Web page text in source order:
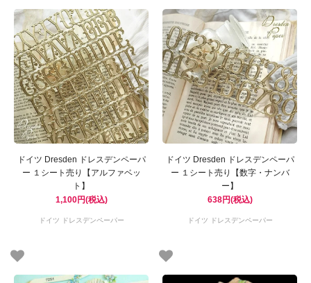
ドイツ Dresden ドレスデンペーパ
ー １シート売り【アルファベッ
ト】
1,100円(税込)
ドイツ ドレスデンペーパー
ドイツ Dresden ドレスデンペーパ
ー １シート売り【数字・ナンバ
ー】
638円(税込)
ドイツ ドレスデンペーパー